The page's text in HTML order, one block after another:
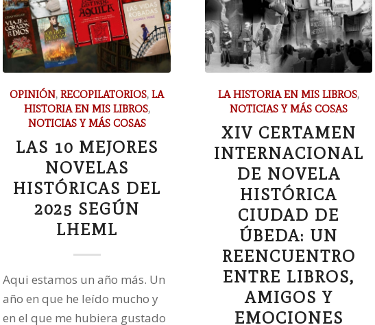
OPINIÓN,RECOPILATORIOS,LA
HISTORIA EN MIS LIBROS,
NOTICIAS Y MÁS COSAS
LAS 10 MEJORES
NOVELAS
HISTÓRICAS DEL
2025 SEGÚN
LHEML
Aqui estamos un año más. Un
año en que he leído mucho y
en el que me hubiera gustado
LA HISTORIA EN MIS LIBROS,
NOTICIAS Y MÁS COSAS
XIV CERTAMEN
INTERNACIONAL
DE NOVELA
HISTÓRICA
CIUDAD DE
ÚBEDA: UN
REENCUENTRO
ENTRE LIBROS,
AMIGOS Y
EMOCIONES